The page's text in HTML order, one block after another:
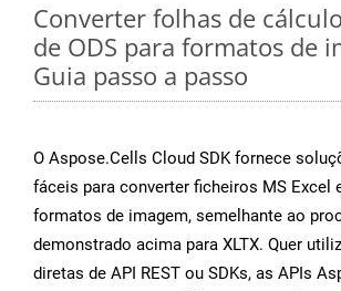
Converter folhas de
de ODS para formatos de
Guia passo a passo
O Aspose.Cells Cloud SDK fornece
fáceis para converter ficheiros MS Excel
formatos de imagem, semelhante ao
demonstrado acima para XLTX. Quer
diretas de API REST ou SDKs, as APIs